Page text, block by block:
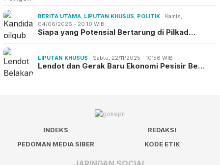
BERITA UTAMA, LIPUTAN KHUSUS, POLITIK
Kamis,
04/06/2026 - 20:10 WIB
Siapa yang Potensial Bertarung di Pilkad…
LIPUTAN KHUSUS Sabtu, 22/11/2025 - 10:56 WIB
Lendot dan Gerak Baru Ekonomi Pesisir Be…
INDEKS
REDAKSI
PEDOMAN MEDIA SIBER
KODE ETIK